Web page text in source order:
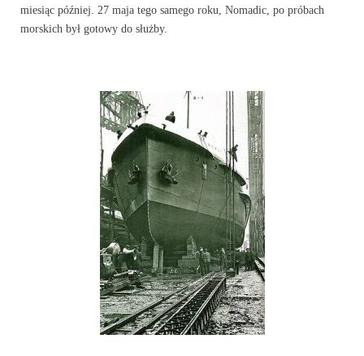
miesiąc później. 27 maja tego samego roku, Nomadic, po próbach
morskich był gotowy do służby.